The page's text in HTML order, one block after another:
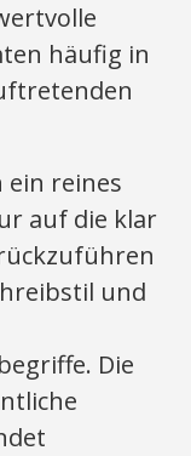
häufig in
ein reines
auf die klar
und
Die